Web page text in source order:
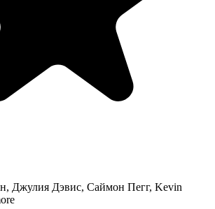
Джулия Дэвис, Саймон Пегг, Kevin